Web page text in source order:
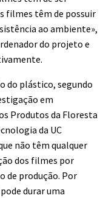
filmes têm de possuir
ao ambiente»,
do projeto e
do plástico, segundo
em
Produtos da Floresta
da UC
não têm qualquer
dos filmes por
de produção. Por
durar uma